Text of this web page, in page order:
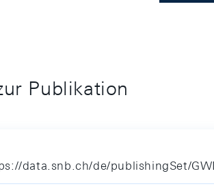
Publikation
data.snb.ch/de/publishingSet/